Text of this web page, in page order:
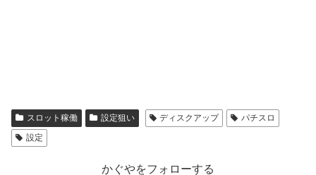
スロット稼働 設定狙い ディスクアップ
パチスロ
設定
かぐやをフォローする